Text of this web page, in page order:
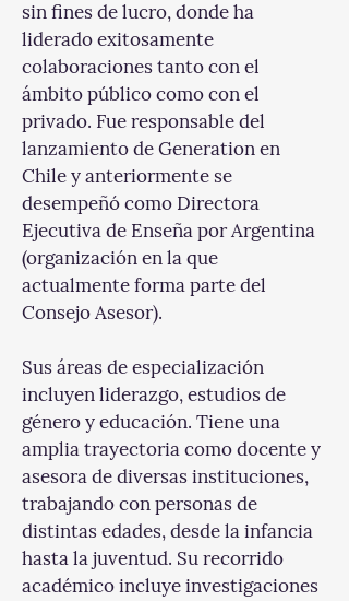
sin fines de lucro, donde ha
liderado exitosamente
colaboraciones tanto con el
ámbito público como con el
privado. Fue responsable del
lanzamiento de Generation en
Chile y anteriormente se
desempeñó como Directora
Ejecutiva de Enseña por Argentina
(organización en la que
actualmente forma parte del
Consejo Asesor).
Sus áreas de especialización
incluyen liderazgo, estudios de
género y educación. Tiene una
amplia trayectoria como docente y
asesora de diversas instituciones,
trabajando con personas de
distintas edades, desde la infancia
hasta la juventud. Su recorrido
académico incluye investigaciones